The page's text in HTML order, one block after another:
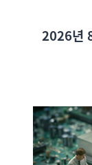
2026년